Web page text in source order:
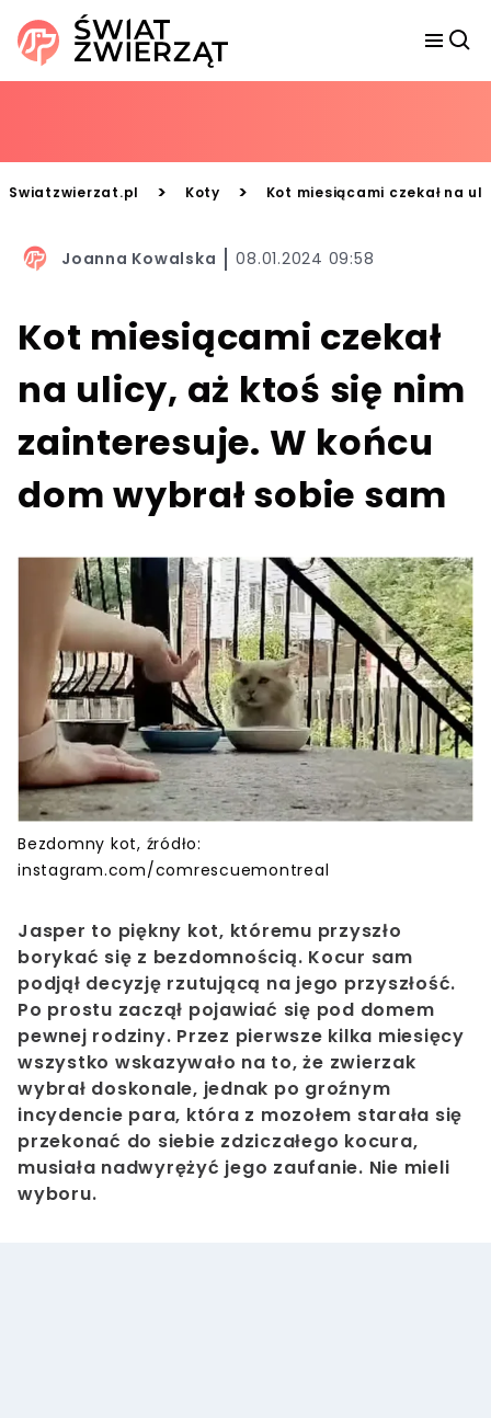
Swiatzwierzat.pl > Koty > Kot miesiącami czekał na
Joanna Kowalska 08.01.2024 09:58
Kot miesiącami czekał
na ulicy, aż ktoś się nim
zainteresuje. W końcu
dom wybrał sobie sam
Bezdomny kot, źródło:
instagram.com/comrescuemontreal
Jasper to piękny kot, któremu przyszło
borykać się z bezdomnością. Kocur sam
podjął decyzję rzutującą na jego przyszłość.
Po prostu zaczął pojawiać się pod domem
pewnej rodziny. Przez pierwsze kilka miesięcy
wszystko wskazywało na to, że zwierzak
wybrał doskonale, jednak po groźnym
incydencie para, która z mozołem starała się
przekonać do siebie zdziczałego kocura,
musiała nadwyrężyć jego zaufanie. Nie mieli
wyboru.